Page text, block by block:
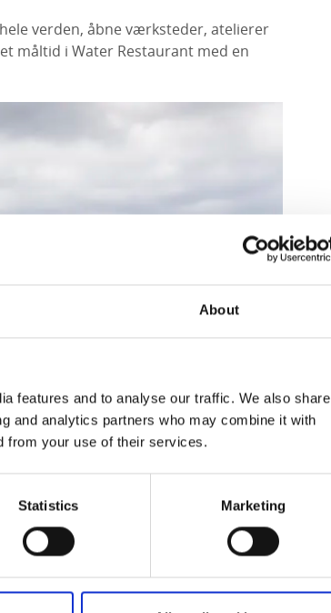
About
features and to analyse our traffic. We also share
and analytics partners who may combine it with
from your use of their services.
Statistics Marketing
verden, åbne værksteder, atelierer
måltid i Water Restaurant med en
af Hans-Erland Heineman - huser